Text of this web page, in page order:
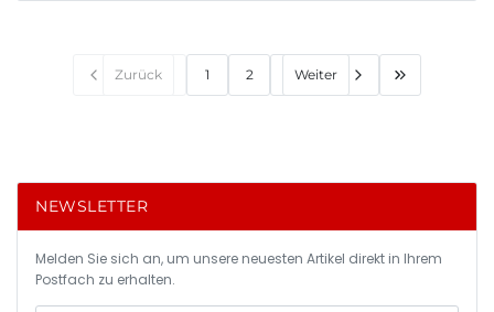
Zurück 1 2 Weiter
NEWSLETTER
Melden Sie sich an, um unsere neuesten Artikel direkt in Ihrem
Postfach zu erhalten.